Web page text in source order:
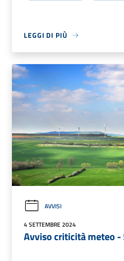
LEGGI DI PIÙ
AVVISI
4 SETTEMBRE 2024
Avviso criticità meteo